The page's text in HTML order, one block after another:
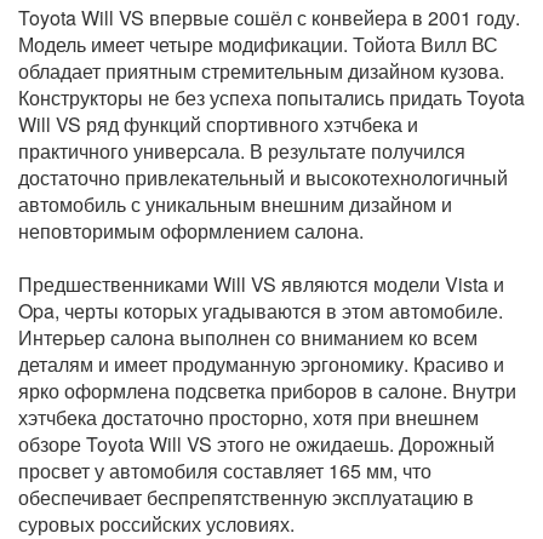
Toyota Will VS впервые сошёл с конвейера в 2001 году.
Модель имеет четыре модификации. Тойота Вилл ВС
обладает приятным стремительным дизайном кузова.
Конструкторы не без успеха попытались придать Toyota
Will VS ряд функций спортивного хэтчбека и
практичного универсала. В результате получился
достаточно привлекательный и высокотехнологичный
автомобиль с уникальным внешним дизайном и
неповторимым оформлением салона.
Предшественниками Will VS являются модели Vista и
Opa, черты которых угадываются в этом автомобиле.
Интерьер салона выполнен со вниманием ко всем
деталям и имеет продуманную эргономику. Красиво и
ярко оформлена подсветка приборов в салоне. Внутри
хэтчбека достаточно просторно, хотя при внешнем
обзоре Toyota Will VS этого не ожидаешь. Дорожный
просвет у автомобиля составляет 165 мм, что
обеспечивает беспрепятственную эксплуатацию в
суровых российских условиях.